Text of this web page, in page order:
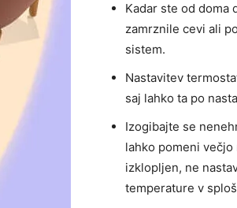
Kadar ste od doma
zamrznile cevi ali
sistem.
Nastavitev
saj lahko ta po
Izogibajte se
lahko pomeni
izklopljen, ne
temperature v